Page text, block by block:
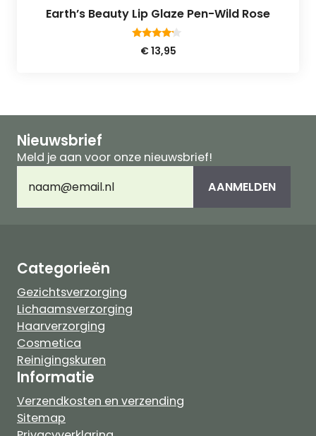
Earth’s Beauty Lip Glaze Pen-Wild Rose
4.00
van 5
€13,95
Nieuwsbrief
Meld je aan voor onze nieuwsbrief!
mailadres(Vereist) AANMELDEN
Categorieën
Gezichtsverzorging
Lichaamsverzorging
Haarverzorging
Cosmetica
Reinigingskuren
Informatie
Verzendkosten en verzending
Sitemap